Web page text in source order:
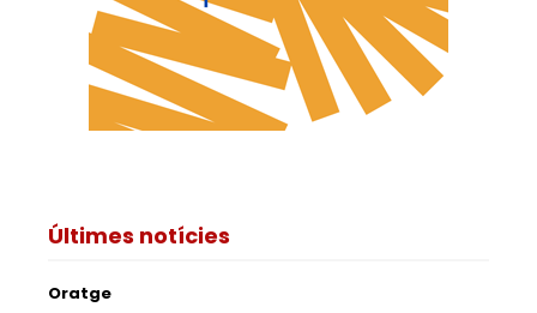
Últimes notícies
Oratge